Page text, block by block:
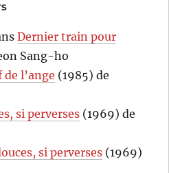
Dernier train pour
Sang-ho
l’ange (1985) de
si perverses (1969) de
si perverses (1969)